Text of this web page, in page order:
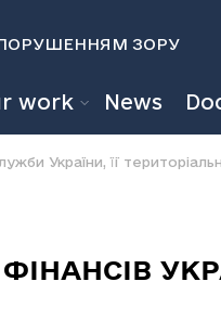
ЗОРУ
К К
work News
України, її